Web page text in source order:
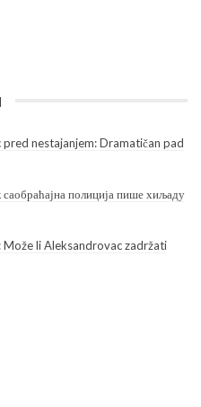
nestajanjem: Dramatičan pad
полиција пише хиљаду
li Aleksandrovac zadržati